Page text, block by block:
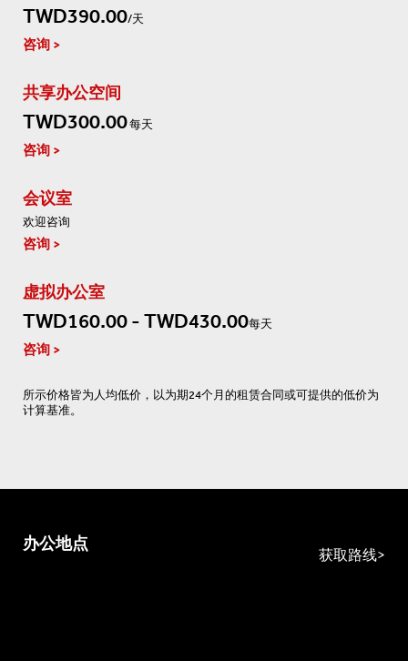
TWD390.00/天
咨询
共享办公空间
TWD300.00每天
咨询
会议室
欢迎咨询
咨询
虚拟办公室
TWD160.00 - TWD430.00每天
咨询
所示价格皆为人均低价，以为期24个月的租赁合同或可提供的低价为
计算基准。
办公地点
获取路线